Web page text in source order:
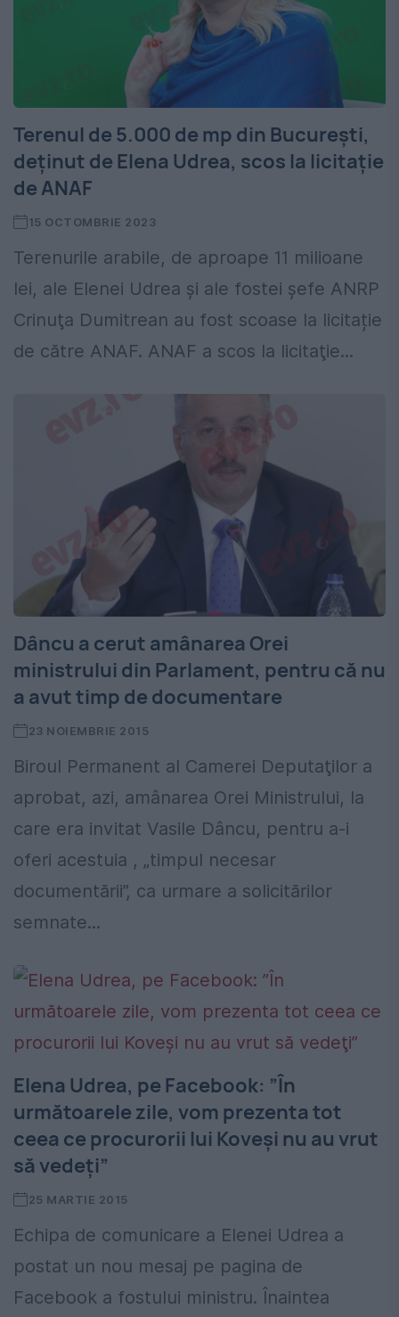
Terenul de 5.000 de mp din București,
deținut de Elena Udrea, scos la licitație
de ANAF
15 OCTOMBRIE 2023
Terenurile arabile, de aproape 11 milioane
lei, ale Elenei Udrea şi ale fostei şefe ANRP
Crinuţa Dumitrean au fost scoase la licitație
de către ANAF. ANAF a scos la licitaţie...
Dâncu a cerut amânarea Orei
ministrului din Parlament, pentru că nu
a avut timp de documentare
23 NOIEMBRIE 2015
Biroul Permanent al Camerei Deputaţilor a
aprobat, azi, amânarea Orei Ministrului, la
care era invitat Vasile Dâncu, pentru a-i
oferi acestuia , „timpul necesar
documentării”, ca urmare a solicitărilor
semnate...
Elena Udrea, pe Facebook: ”În
următoarele zile, vom prezenta tot
ceea ce procurorii lui Koveşi nu au vrut
să vedeţi”
25 MARTIE 2015
Echipa de comunicare a Elenei Udrea a
postat un nou mesaj pe pagina de
Facebook a fostului ministru. Înaintea